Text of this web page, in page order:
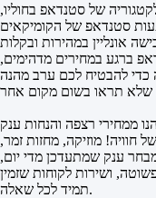
של סטנדאפ בחוליו,
סטנדאפ של הקומיקאים
ברגע במחירים מדהימים,
כדי להבטיח לכם ערב מהנה
ממחירי רצפה והנחות ענק
חוויה! מוזיקה, מחזות זמר,
ענק שמתעדכן מדי יום,
ושירות לקוחות שזמין
תמיד לכל שאלה.